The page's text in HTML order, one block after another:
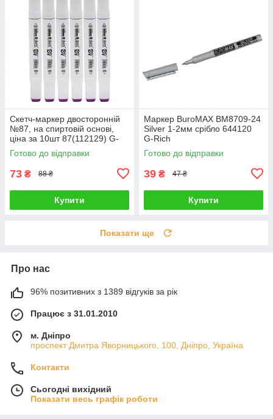
Скетч-маркер двосторонній
№87, на спиртовій основі,
ціна за 10шт 87(112129) G-
Rich
Готово до відправки
73 ₴ 88 ₴
Купити
Маркер BuroMAX BM8709-24
Silver 1-2мм срібло 644120
G-Rich
Готово до відправки
39 ₴ 47 ₴
Купити
Показати ще
Про нас
96% позитивних з 1389 відгуків за рік
Працює з 31.01.2010
м. Дніпро
проспект Дмитра Яворницького, 100, Дніпро, Україна
Контакти
Сьогодні вихідний
Показати весь графік роботи